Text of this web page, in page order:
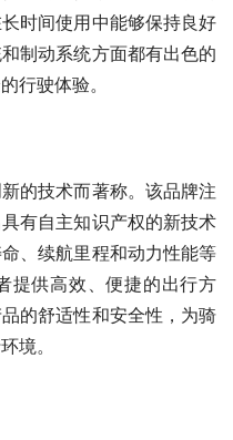
时间使用中能够保持良好
制动系统方面都有出色的
行驶体验。
的技术而著称。该品牌注
有自主知识产权的新技术
、续航里程和动力性能等
提供高效、便捷的出行方
的舒适性和安全性，为骑
境。